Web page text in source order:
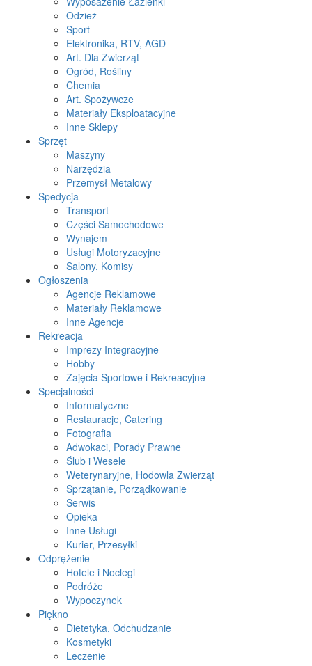
Odzież
Sport
Elektronika, RTV, AGD
Art. Dla Zwierząt
Ogród, Rośliny
Chemia
Art. Spożywcze
Materiały Eksploatacyjne
Inne Sklepy
Sprzęt
Maszyny
Narzędzia
Przemysł Metalowy
Spedycja
Transport
Części Samochodowe
Wynajem
Usługi Motoryzacyjne
Salony, Komisy
Ogłoszenia
Agencje Reklamowe
Materiały Reklamowe
Inne Agencje
Rekreacja
Imprezy Integracyjne
Hobby
Zajęcia Sportowe i Rekreacyjne
Specjalności
Informatyczne
Restauracje, Catering
Fotografia
Adwokaci, Porady Prawne
Ślub i Wesele
Weterynaryjne, Hodowla Zwierząt
Sprzątanie, Porządkowanie
Serwis
Opieka
Inne Usługi
Kurier, Przesyłki
Odprężenie
Hotele i Noclegi
Podróże
Wypoczynek
Piękno
Dietetyka, Odchudzanie
Kosmetyki
Leczenie